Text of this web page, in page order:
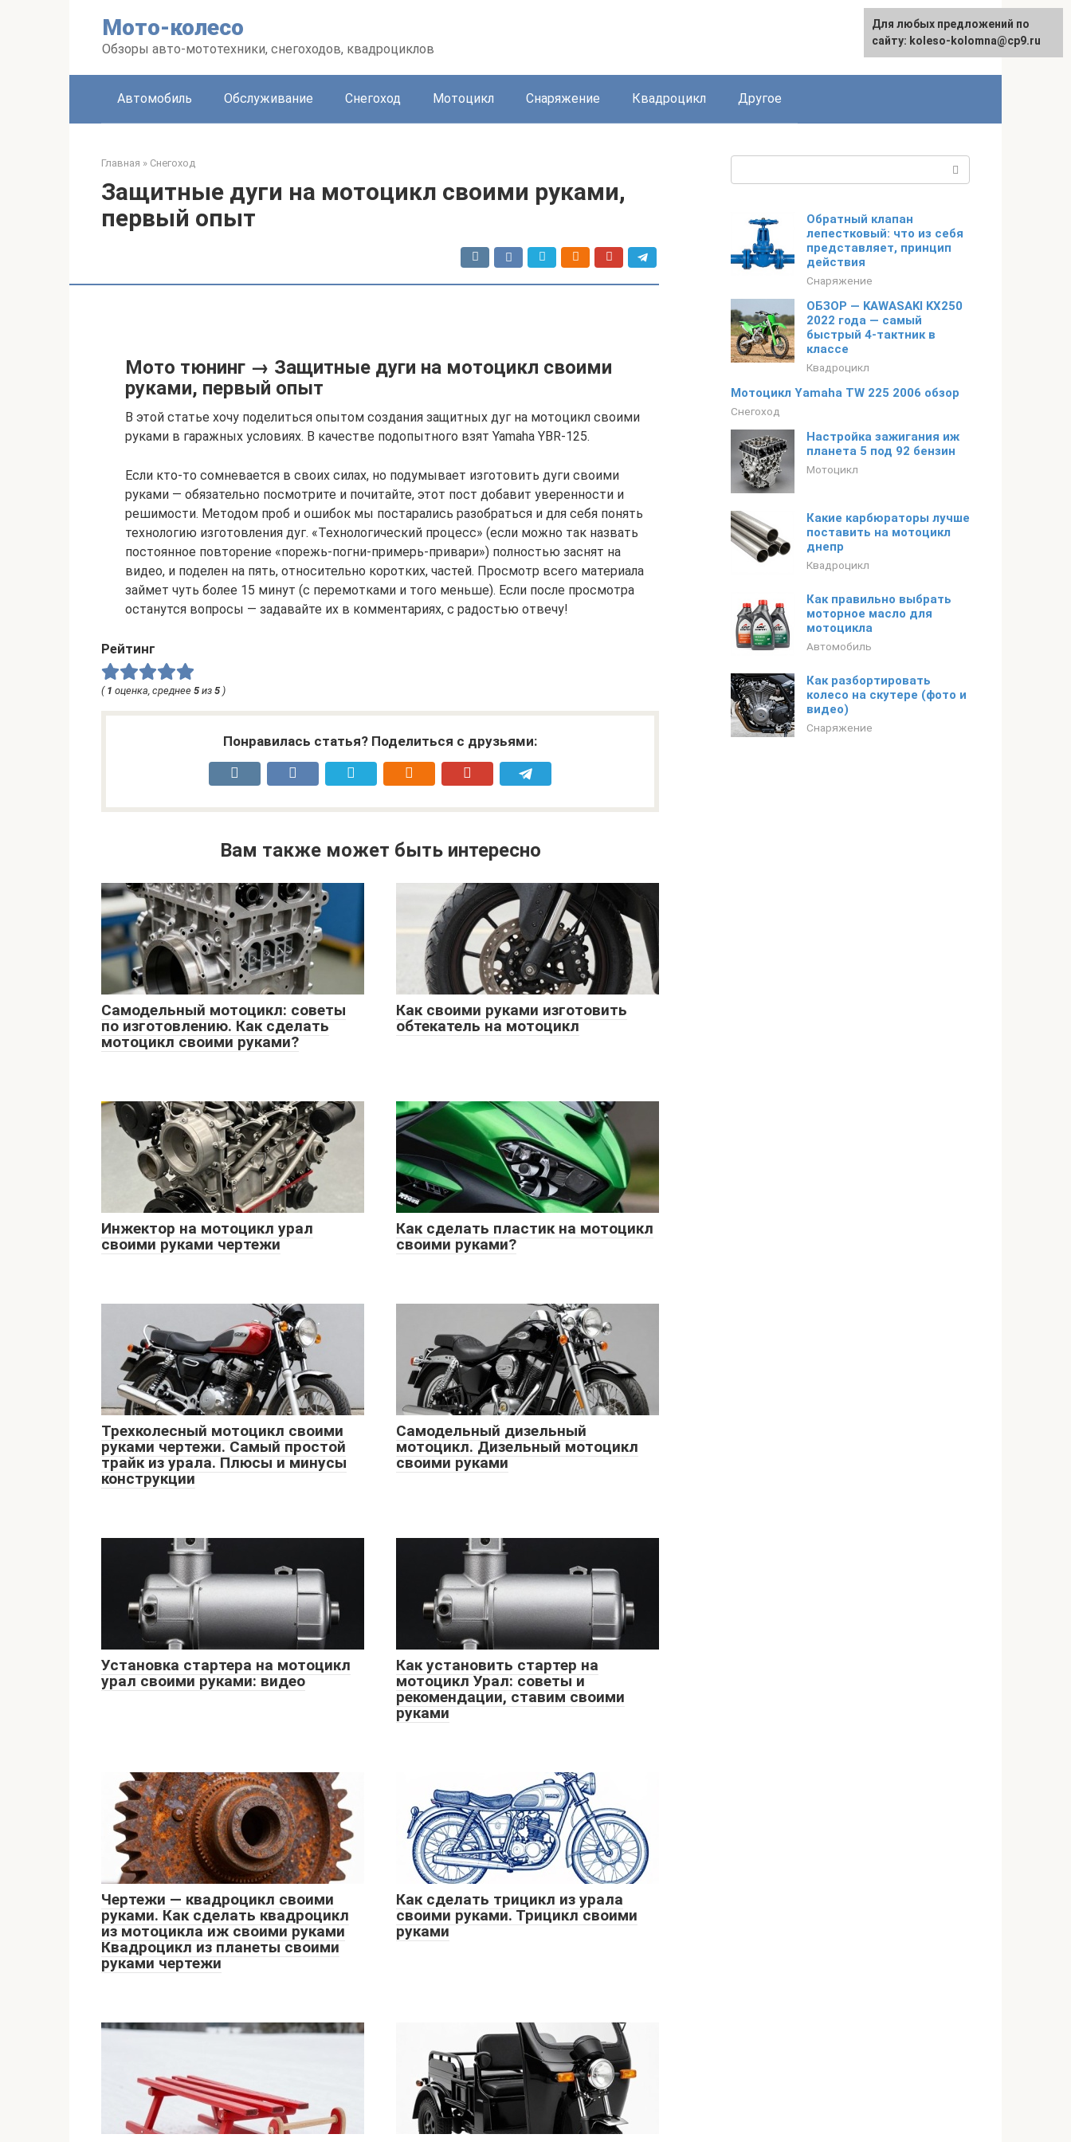
Мото-колесо
Обзоры авто-мототехники, снегоходов, квадроциклов
Автомобиль Обслуживание Снегоход Мотоцикл Снаряжение Квадроцикл Другое
Главная » Снегоход
Защитные дуги на мотоцикл своими руками,
первый опыт
Мото тюнинг → Защитные дуги на мотоцикл своими
руками, первый опыт
В этой статье хочу поделиться опытом создания защитных дуг на мотоцикл своими
руками в гаражных условиях. В качестве подопытного взят Yamaha YBR-125.
Если кто-то сомневается в своих силах, но подумывает изготовить дуги своими
руками — обязательно посмотрите и почитайте, этот пост добавит уверенности и
решимости. Методом проб и ошибок мы постарались разобраться и для себя понять
технологию изготовления дуг. «Технологический процесс» (если можно так назвать
постоянное повторение «порежь-погни-примерь-привари») полностью заснят на
видео, и поделен на пять, относительно коротких, частей. Просмотр всего материала
займет чуть более 15 минут (с перемотками и того меньше). Если после просмотра
останутся вопросы — задавайте их в комментариях, с радостью отвечу!
Рейтинг
( 1 оценка, среднее 5 из 5 )
Понравилась статья? Поделиться с друзьями:
Вам также может быть интересно
Самодельный мотоцикл: советы
по изготовлению. Как сделать
мотоцикл своими руками?
Как своими руками изготовить
обтекатель на мотоцикл
Инжектор на мотоцикл урал
своими руками чертежи
Как сделать пластик на мотоцикл
своими руками?
Трехколесный мотоцикл своими
руками чертежи. Самый простой
трайк из урала. Плюсы и минусы
конструкции
Самодельный дизельный
мотоцикл. Дизельный мотоцикл
своими руками
Установка стартера на мотоцикл
урал своими руками: видео
Как установить стартер на
мотоцикл Урал: советы и
рекомендации, ставим своими
руками
Чертежи — квадроцикл своими
руками. Как сделать квадроцикл
из мотоцикла иж своими руками
Квадроцикл из планеты своими
руками чертежи
Как сделать трицикл из урала
своими руками. Трицикл своими
руками
Обратный клапан
лепестковый: что из себя
представляет, принцип
действия
Снаряжение
ОБЗОР — KAWASAKI KX250
2022 года — самый
быстрый 4-тактник в
классе
Квадроцикл
Мотоцикл Yamaha TW 225 2006 обзор
Снегоход
Настройка зажигания иж
планета 5 под 92 бензин
Мотоцикл
Какие карбюраторы лучше
поставить на мотоцикл
днепр
Квадроцикл
Как правильно выбрать
моторное масло для
мотоцикла
Автомобиль
Как разбортировать
колесо на скутере (фото и
видео)
Снаряжение
Для любых предложений по
сайту: koleso-kolomna@cp9.ru